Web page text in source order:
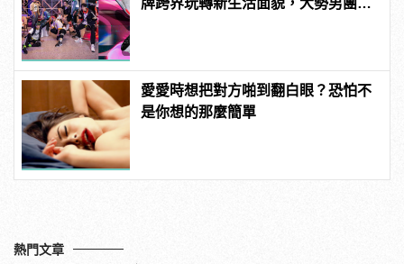
牌跨界玩轉新生活面貌，大勢男團
愛愛時想把對方啪到翻白眼？恐怕不
是你想的那麼簡單
熱門文章